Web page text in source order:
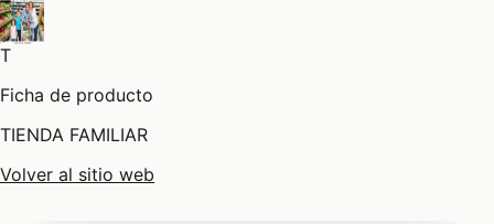
T
Ficha de producto
TIENDA FAMILIAR
Volver al sitio web